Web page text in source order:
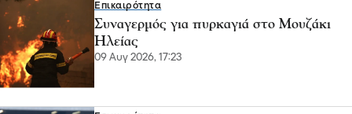
Επικαιρότητα
Συναγερμός για πυρκαγιά στο Μουζάκι
Ηλείας
09 Αυγ 2026, 17:23